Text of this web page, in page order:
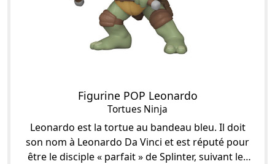
Figurine POP Leonardo
Tortues Ninja
Leonardo est la tortue au bandeau bleu. Il doit
son nom à Leonardo Da Vinci et est réputé pour
être le disciple « parfait » de Splinter, suivant les